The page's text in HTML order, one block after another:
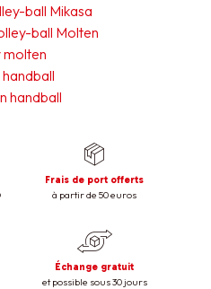
ball Mikasa
ball Molten
molten
handball
Frais de port offerts
à partir de 50 euros
Échange gratuit
et possible sous 30 jours